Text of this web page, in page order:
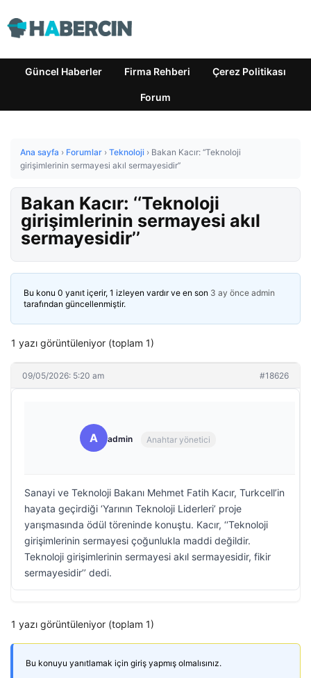
Güncel Haberler Firma Rehberi Çerez Politikası
Forum
Ana sayfa › Forumlar › Teknoloji › Bakan Kacır: ‘‘Teknoloji
girişimlerinin sermayesi akıl sermayesidir’’
Bakan Kacır: ‘‘Teknoloji
girişimlerinin sermayesi akıl
sermayesidir’’
Bu konu 0 yanıt içerir, 1 izleyen vardır ve en son 3 ay önce admin
tarafından güncellenmiştir.
1 yazı görüntüleniyor (toplam 1)
09/05/2026: 5:20 am #18626
A admin Anahtar yönetici
Sanayi ve Teknoloji Bakanı Mehmet Fatih Kacır, Turkcell’in
hayata geçirdiği ‘Yarının Teknoloji Liderleri’ proje
yarışmasında ödül töreninde konuştu. Kacır, ‘‘Teknoloji
girişimlerinin sermayesi çoğunlukla maddi değildir.
Teknoloji girişimlerinin sermayesi akıl sermayesidir, fikir
sermayesidir’’ dedi.
1 yazı görüntüleniyor (toplam 1)
Bu konuyu yanıtlamak için giriş yapmış olmalısınız.